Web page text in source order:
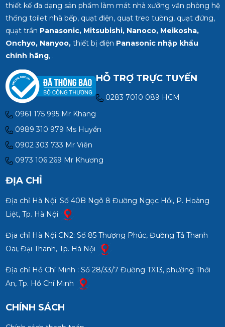
thiết kế đa dạng sản phẩm làm mát nhà xưởng văn phòng hệ
thống toilet nhà bếp, quạt điện, quạt treo tường, quạt đứng,
quạt trần Panasonic, Mitsubishi, Nanoco, Meikosha,
Onchyo, Nanyoo,thiết bị điện Panasonic nhập khẩu
chính hãng, .
HỖ TRỢ TRỰC TUYẾN
0283 7010 089 HCM
0961 175 995 Mr Khang
0989 310 979 Ms Huyền
0902 303 733 Mr Viên
0973 106 269 Mr Khương
ĐỊA CHỈ
Địa chỉ Hà Nội: Số 40B Ngõ 8 Đường Ngọc Hồi, P. Hoàng
Liệt, Tp. Hà Nội
Địa chỉ Hà Nội CN2: Số 85 Thượng Phúc, Đường Tả Thanh
Oai, Đại Thanh, Tp. Hà Nội
Địa chỉ Hồ Chí Minh : Số 28/33/7 Đường TX13, phường Thới
An, Tp. Hồ Chí Minh
CHÍNH SÁCH